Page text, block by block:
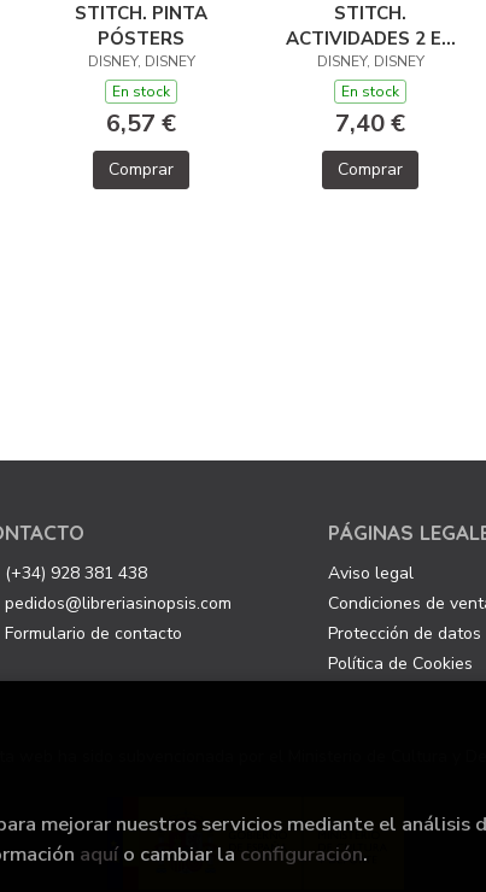
STITCH. PINTA
PÓSTERS
DISNEY, DISNEY
En stock
6,57 €
Comprar
STITCH.
ACTIVIDADES 2 EN
1
DISNEY, DISNEY
En stock
7,40 €
Comprar
(+34) 928 381 438
pedidos@libreriasinopsis.com
Formulario de contacto
PÁGINAS
Aviso legal
Condiciones de
Protección de datos
Política de Cookies
mejorar nuestros servicios mediante el análisis
aquí o cambiar la configuración.